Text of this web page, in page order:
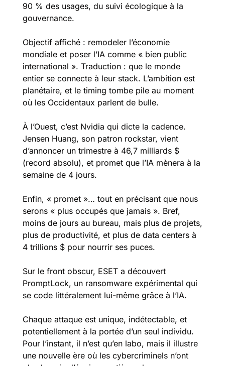
90 % des usages, du suivi écologique à la
gouvernance.
Objectif affiché : remodeler l’économie
mondiale et poser l’IA comme « bien public
international ». Traduction : que le monde
entier se connecte à leur stack. L’ambition est
planétaire, et le timing tombe pile au moment
où les Occidentaux parlent de bulle.
À l’Ouest, c’est Nvidia qui dicte la cadence.
Jensen Huang, son patron rockstar, vient
d’annoncer un trimestre à 46,7 milliards $
(record absolu), et promet que l’IA mènera à la
semaine de 4 jours.
Enfin, « promet »… tout en précisant que nous
serons « plus occupés que jamais ». Bref,
moins de jours au bureau, mais plus de projets,
plus de productivité, et plus de data centers à
4 trillions $ pour nourrir ses puces.
Sur le front obscur, ESET a découvert
PromptLock, un ransomware expérimental qui
se code littéralement lui-même grâce à l’IA.
Chaque attaque est unique, indétectable, et
potentiellement à la portée d’un seul individu.
Pour l’instant, il n’est qu’en labo, mais il illustre
une nouvelle ère où les cybercriminels n’ont